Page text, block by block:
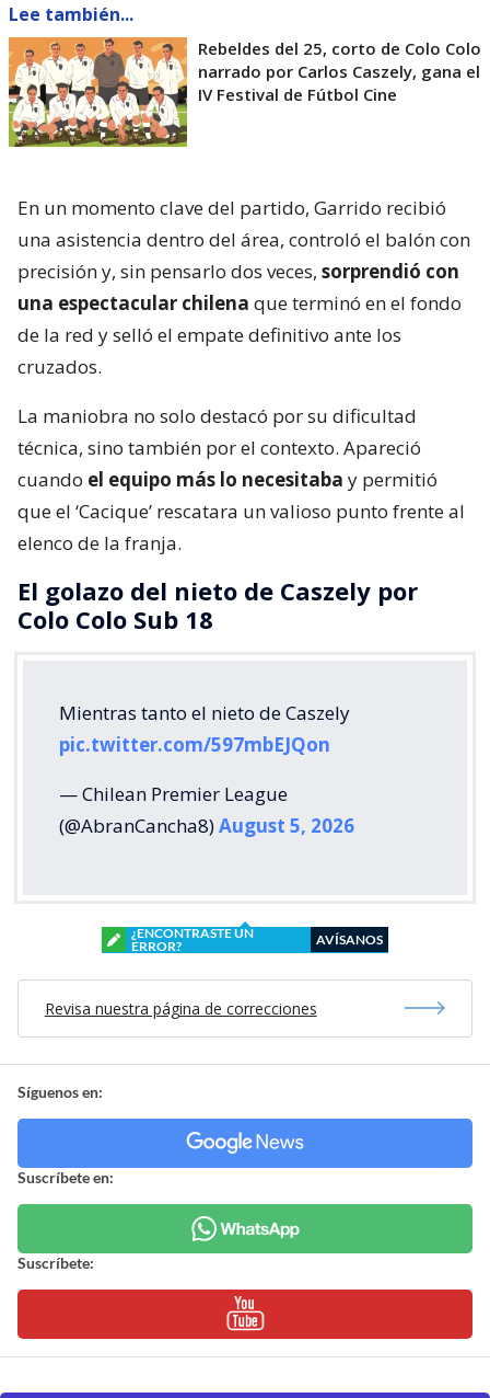
Lee también...
Rebeldes del 25, corto de Colo Colo
narrado por Carlos Caszely, gana el
IV Festival de Fútbol Cine
En un momento clave del partido, Garrido recibió
una asistencia dentro del área, controló el balón con
precisión y, sin pensarlo dos veces, sorprendió con
una espectacular chilena que terminó en el fondo
de la red y selló el empate definitivo ante los
cruzados.
La maniobra no solo destacó por su dificultad
técnica, sino también por el contexto. Apareció
cuando el equipo más lo necesitaba y permitió
que el ‘Cacique’ rescatara un valioso punto frente al
elenco de la franja.
El golazo del nieto de Caszely por
Colo Colo Sub 18
Mientras tanto el nieto de Caszely
pic.twitter.com/597mbEJQon
— Chilean Premier League
(@AbranCancha8)August 5, 2026
¿ENCONTRASTE UN
ERROR?
AVÍSANOS
Revisa nuestra página de correcciones
Síguenos en:
Suscríbete en:
Suscríbete: